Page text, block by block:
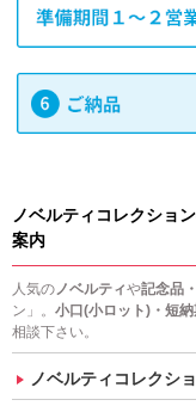
ノベルティコレクショ
案内
人気のノベルティや記念品
ン」。 小口(小ロット)・短納
相談下さい。
ノベルティコレクシ